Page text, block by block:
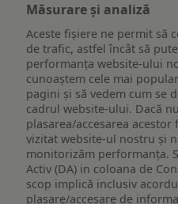
Măsurare și analiză
Aceste fișiere ne permit să
de trafic, astfel încât să
performanța website-ului
cunoaștem cele mai
pagini și să vedem cum se
cadrul website-ului. Dacă
plasarea/accesarea
vizitat website-ul nostru și
monitorizăm performanța.
Activ (DA) in coloana de
scop implică inclusiv
plasare/accesare de